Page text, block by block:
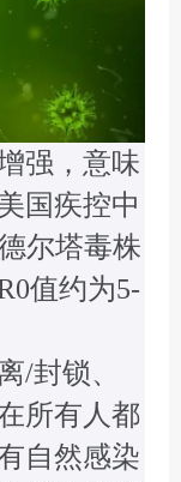
强，意味
国疾控中
尔塔毒株
值约为5-
封锁、
所有人都
自然感染